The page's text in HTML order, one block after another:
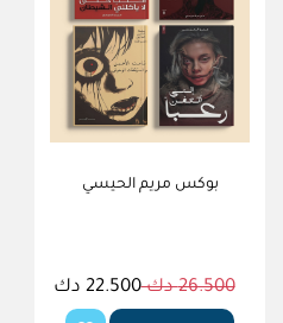
بوكس مريم الحيسي
26.500 دك 22.500 دك